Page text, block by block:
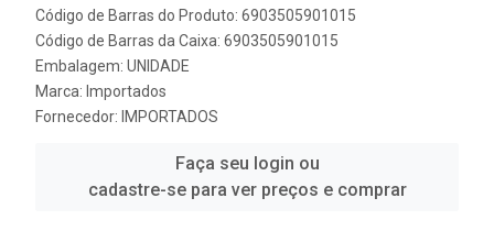
Código de Barras do Produto: 6903505901015
Código de Barras da Caixa: 6903505901015
Embalagem: UNIDADE
Marca: Importados
Fornecedor: IMPORTADOS
Faça seu login ou
cadastre-se para ver preços e comprar